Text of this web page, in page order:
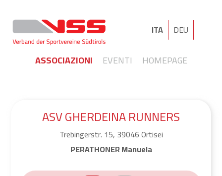
ITA DEU
ASSOCIAZIONI EVENTI HOMEPAGE
ASV GHERDEINA RUNNERS
Trebingerstr. 15, 39046 Ortisei
PERATHONER Manuela